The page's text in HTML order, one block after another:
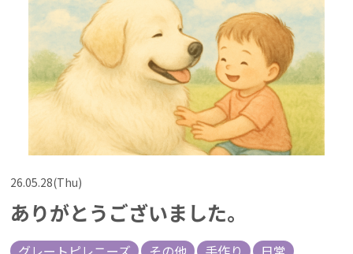
26.05.28(Thu)
ありがとうございました。